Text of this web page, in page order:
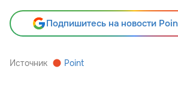
Подпишитесь на новости
Источник Point